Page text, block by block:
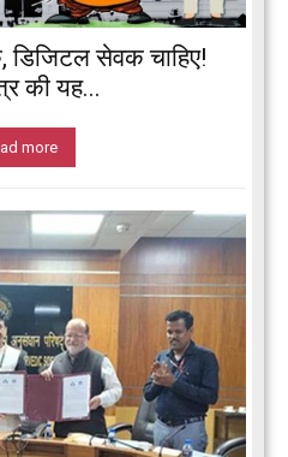
डिजिटल सेवक चाहिए!
की यह...
more